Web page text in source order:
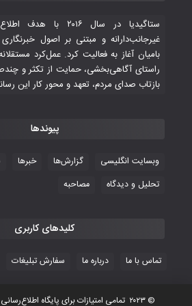
جوانان فوتسالیست
فینال رفتند
۲۸ October ۲۰۲۵
با شکست چین،
۲۶ October ۲۰۲۵
ستاگیدیا در سال
غیرجانب‌دارانه و مبتنی بر اصول
بامیان آغاز به فعالیت کرد. عمل‌کرد
راستای آگاهی‌بخشی، حمایت از تکثر و
بازتاب صدای مردم، تعهد و محور کار این
پیوندها
وبسایت انگلیسی گزارش‌ها خبرها
تحلیل و دیدگاه
مصاحبه
کلیدهای کاربری
تماس با ما درباره ما سفارش تبلیغات
© ۲۰۲۳ تمامی امتیازات برای پایگاه اطلاع‌رسانی ستاگیدیا محفوظ است.